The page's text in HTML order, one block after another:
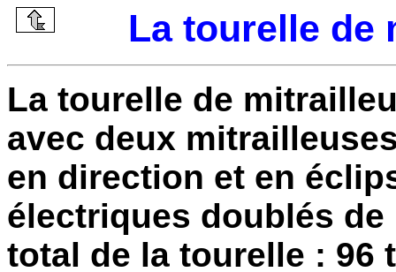
La tourelle de
La tourelle de
avec deux
en direction et en
électriques doublés
total de la tourelle : 96